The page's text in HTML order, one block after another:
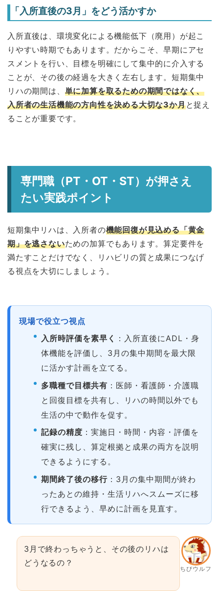
「入所直後の3月」をどう活かすか
入所直後は、環境変化による機能低下（廃用）が起こ
りやすい時期でもあります。だからこそ、早期にアセ
スメントを行い、目標を明確にして集中的に介入する
ことが、その後の経過を大きく左右します。短期集中
リハの期間は、 単に加算を取るための期間ではなく、
入所者の生活機能の方向性を決める大切な3か月と捉え
ることが重要です。
専門職（PT・OT・ST）が押さえ
たい実践ポイント
短期集中リハは、入所者の機能回復が見込める「黄金
期」を逃さないための加算でもあります。算定要件を
満たすことだけでなく、リハビリの質と成果につなげ
る視点を大切にしましょう。
現場で役立つ視点
入所時評価を素早く
：入所直後にADL・身
体機能を評価し、3月の集中期間を最大限
に活かす計画を立てる。
多職種で目標共有 ：医師・看護師・介護職
と回復目標を共有し、リハの時間以外でも
生活の中で動作を促す。
記録の精度 ：実施日・時間・内容・評価を
確実に残し、算定根拠と成果の両方を説明
できるようにする。
期間終了後の移行：3月の集中期間が終わ
ったあとの維持・生活リハへスムーズに移
行できるよう、早めに計画を見直す。
ちびウルフ
3月で終わっちゃうと、その後のリハは
どうなるの？